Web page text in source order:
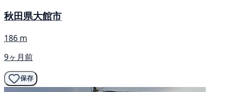
秋田県大館市
186 m
9ヶ月前
保存